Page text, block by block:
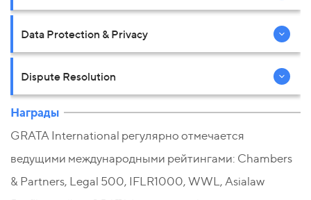
Data Protection & Privacy
Dispute Resolution
Награды
GRATA International регулярно отмечается
ведущими международными рейтингами: Chambers
& Partners, Legal 500, IFLR1000, WWL, Asialaw